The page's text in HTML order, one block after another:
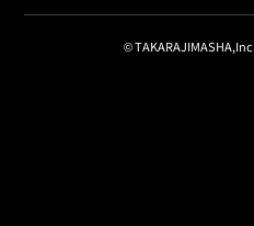
©